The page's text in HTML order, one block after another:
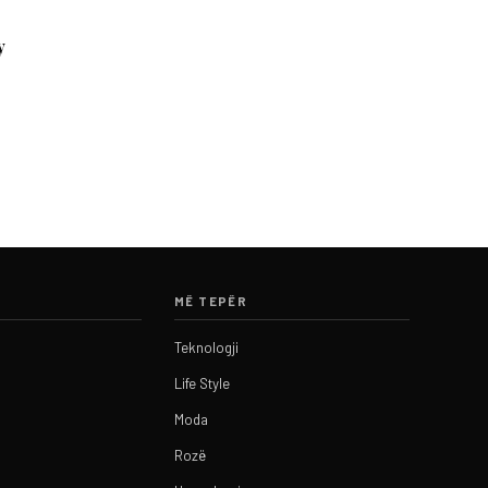
MË TEPËR
Teknologji
Life Style
Moda
Rozë